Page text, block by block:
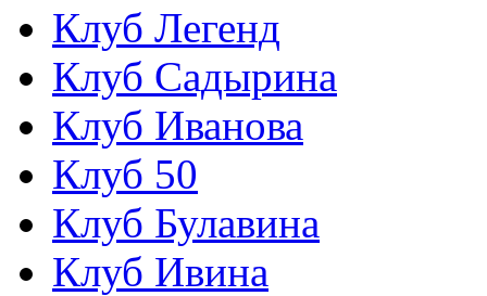
Клуб Легенд
Клуб Садырина
Клуб Иванова
Клуб 50
Клуб Булавина
Клуб Ивина